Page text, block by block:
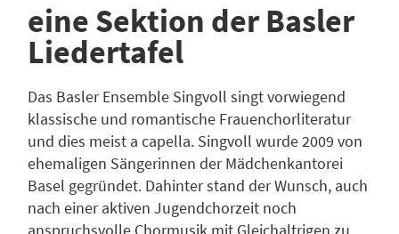
eine Sektion der Basler
Liedertafel
Das Basler Ensemble Singvoll singt vorwiegend
klassische und romantische Frauenchorliteratur
und dies meist a capella. Singvoll wurde 2009 von
ehemaligen Sängerinnen der Mädchenkantorei
Basel gegründet. Dahinter stand der Wunsch, auch
nach einer aktiven Jugendchorzeit noch